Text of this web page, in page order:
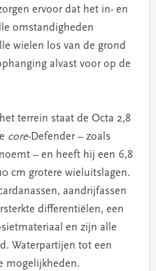
ervoor dat het in- en
omstandigheden
wielen los van de grond
alvast voor op de
terrein staat de Octa 2,8
core-Defender – zoals
– en heeft hij een 6,8
cm grotere wieluitslagen.
aandrijfassen
differentiëlen, een
en zijn alle
Waterpartijen tot een
mogelijkheden.